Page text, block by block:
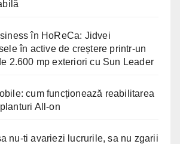
în HoReCa: Jidvei
în active de creștere printr-un
2.600 mp exteriori cu Sun Leader
cum funcționează reabilitarea
All-on
nu-ti avariezi lucrurile, sa nu zgarii